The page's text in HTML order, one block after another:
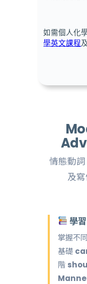
如需個人化
學英文課程 及
情態動
及
學
掌握不
基礎
階